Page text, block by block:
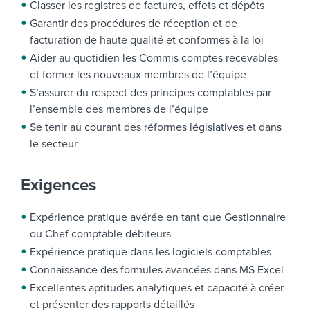
Classer les registres de factures, effets et dépôts
Garantir des procédures de réception et de
facturation de haute qualité et conformes à la loi
Aider au quotidien les Commis comptes recevables
et former les nouveaux membres de l’équipe
S’assurer du respect des principes comptables par
l’ensemble des membres de l’équipe
Se tenir au courant des réformes législatives et dans
le secteur
Exigences
Expérience pratique avérée en tant que Gestionnaire
ou Chef comptable débiteurs
Expérience pratique dans les logiciels comptables
Connaissance des formules avancées dans MS Excel
Excellentes aptitudes analytiques et capacité à créer
et présenter des rapports détaillés